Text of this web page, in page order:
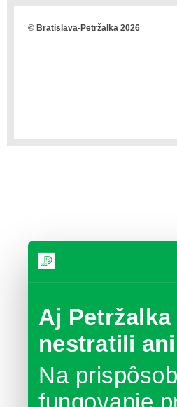
Aj
nestratili
Na
© Bratislava-Petržalka 2026